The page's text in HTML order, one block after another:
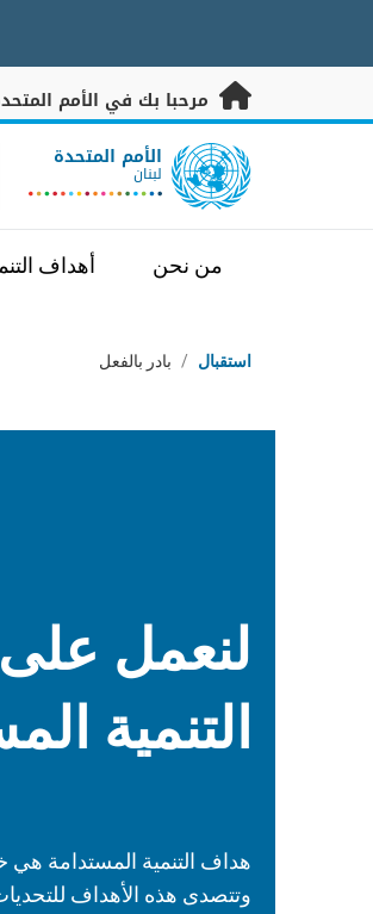
مرحبا بك في الأمم
UN Logo الأمم المتحدة
لبنان
من نحن أهداف
مسار التنقل
استقبال / بادر بالفعل
لنعمل
التنمية
هداف التنمية المستدامة
وتتصدى هذه الأهداف